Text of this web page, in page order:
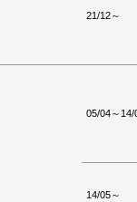
21/12～
05/04～14/
14/05～